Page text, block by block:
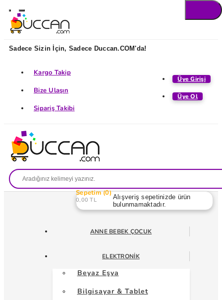
Sadece Sizin İçin, Sadece Duccan.COM'da!
Üye Girişi
Üye Ol
Kargo Takip
Bize Ulaşın
Sipariş Takibi
Sepetim 0
0,00 TL
Alışveriş sepetinizde ürün
bulunmamaktadır.
ANNE BEBEK ÇOCUK
ELEKTRONIK
Beyaz Eşya
Bilgisayar & Tablet